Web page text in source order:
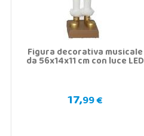
Figura decorativa musicale
da 56x14x11 cm con luce LED
17,99 €